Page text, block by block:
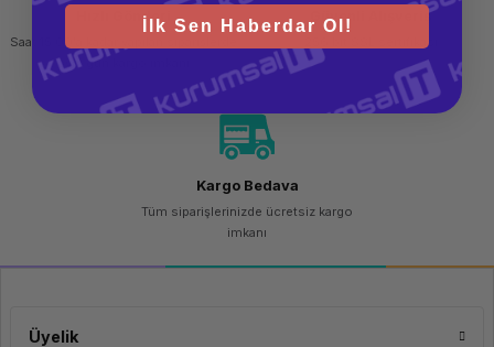
Hızlı Gönderi
Saat 15.00'a kadar yapılan siparişlerde
aynı gün kargo imkanı
Güvenli Alışveriş
256 bit SSL sertifikası
Kargo Bedava
Tüm siparişlerinizde ücretsiz kargo
imkanı
Üyelik
İlk Sen Haberdar Ol!